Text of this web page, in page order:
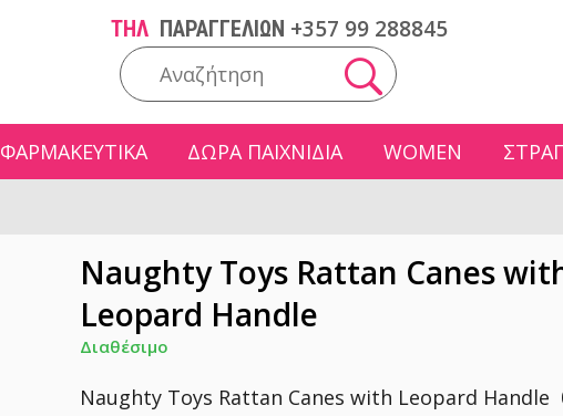
ΤΗΛ ΠΑΡΑΓΓΕΛΙΩΝ +357 99 288845
ΦΑΡΜΑΚΕΥΤΙΚΑ ΔΩΡΑ ΠΑΙΧΝΙΔΙΑ WOMEN
Naughty Toys Rattan Canes
Leopard Handle
Διαθέσιμο
Naughty Toys Rattan Canes with Leopard Handle